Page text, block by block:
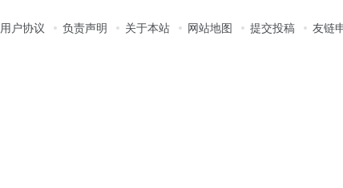
用户协议 负责声明 关于本站 网站地图 提交投稿 友链